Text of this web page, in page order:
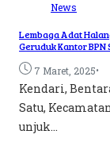
News
Lembaga Adat
Geruduk Kantor BPN
7 Maret, 2025•
Kendari,
Satu,
unjuk...